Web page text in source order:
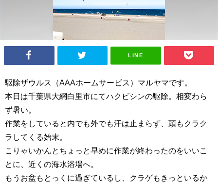
LINE
駆除ザウルス（AAAホームサービス）マルヤマです。
本日は千葉県大網白里市にてハクビシンの駆除。相変わら
ず暑い。
作業をしていると内でも外でも汗は止まらず、頭もクラク
ラしてくる始末。
こりゃいかんとちょっと早めに作業が終わったのをいいこ
とに、近くの海水浴場へ。
もうお盆もとっくに過ぎているし、クラゲもきっといるか